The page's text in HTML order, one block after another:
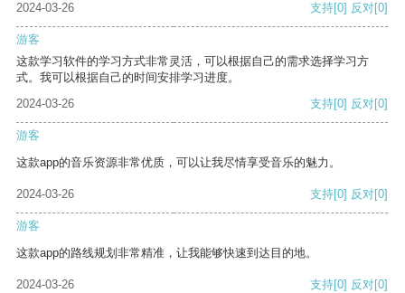
2024-03-26
支持[0] 反对[0]
游客
这款学习软件的学习方式非常灵活，可以根据自己的需求选择学习方
式。我可以根据自己的时间安排学习进度。
2024-03-26
支持[0] 反对[0]
游客
这款app的音乐资源非常优质，可以让我尽情享受音乐的魅力。
2024-03-26 支持[0] 反对[0]
游客
这款app的路线规划非常精准，让我能够快速到达目的地。
2024-03-26 支持[0] 反对[0]